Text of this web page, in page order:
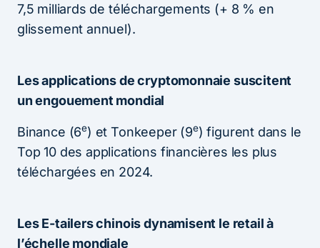
7,5 milliards de téléchargements (+ 8 % en
glissement annuel).
Les applications de cryptomonnaie suscitent
un engouement mondial
Binance (6e) et Tonkeeper (9e) figurent dans le
Top 10 des applications financières les plus
téléchargées en 2024.
Les E-tailers chinois dynamisent le retail à
l’échelle mondiale